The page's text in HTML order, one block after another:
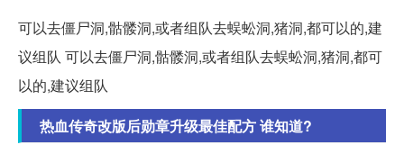
可以去僵尸洞,骷髅洞,或者组队去蜈蚣洞,猪洞,都可以的,建
议组队 可以去僵尸洞,骷髅洞,或者组队去蜈蚣洞,猪洞,都可
以的,建议组队
热血传奇改版后勋章升级最佳配方 谁知道?